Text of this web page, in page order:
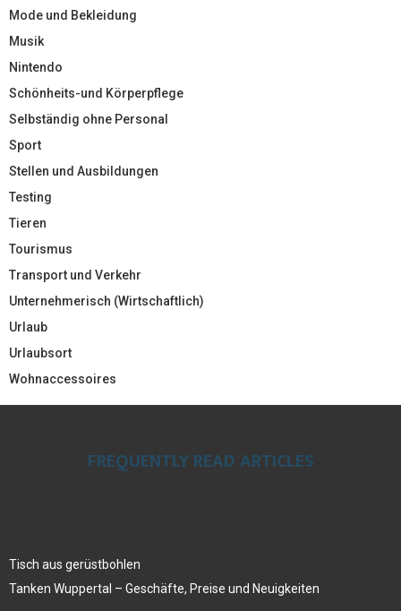
Mode und Bekleidung
Musik
Nintendo
Schönheits-und Körperpflege
Selbständig ohne Personal
Sport
Stellen und Ausbildungen
Testing
Tieren
Tourismus
Transport und Verkehr
Unternehmerisch (Wirtschaftlich)
Urlaub
Urlaubsort
Wohnaccessoires
FREQUENTLY READ ARTICLES
Tisch aus gerüstbohlen
Tanken Wuppertal – Geschäfte, Preise und Neuigkeiten